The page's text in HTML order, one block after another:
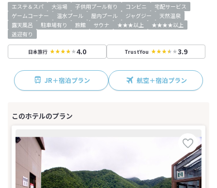
エステ＆スパ 大浴場 子供用プール有り コンビニ
宅配サービス
ゲームコーナー
温水プール 屋内プール ジャグジー
天然温泉
露天風呂
駐車場有り 旅館 サウナ ★★★以上
★★★★以上
送迎有り
日本旅行 4.0 TrustYou 3.9
JR＋宿泊プラン 航空＋宿泊プラン